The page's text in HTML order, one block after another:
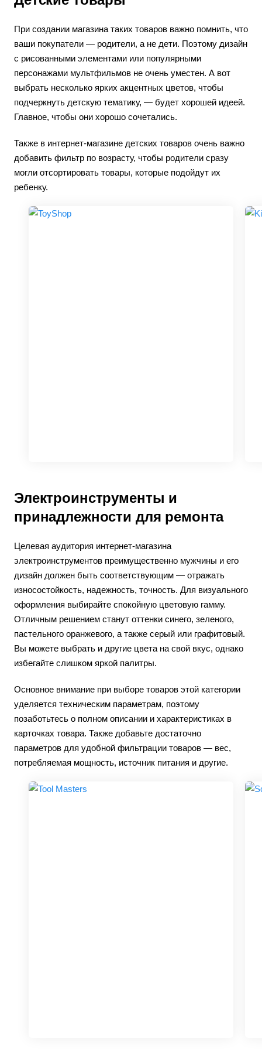
При создании магазина таких товаров важно помнить, что
ваши покупатели — родители, а не дети. Поэтому дизайн
с рисованными элементами или популярными
персонажами мультфильмов не очень уместен. А вот
выбрать несколько ярких акцентных цветов, чтобы
подчеркнуть детскую тематику, — будет хорошей идеей.
Главное, чтобы они хорошо сочетались.
Также в интернет-магазине детских товаров очень важно
добавить фильтр по возрасту, чтобы родители сразу
могли отсортировать товары, которые подойдут их
ребенку.
Электроинструменты и
принадлежности для ремонта
Целевая аудитория интернет-магазина
электроинструментов преимущественно мужчины и его
дизайн должен быть соответствующим — отражать
износостойкость, надежность, точность. Для визуального
оформления выбирайте спокойную цветовую гамму.
Отличным решением станут оттенки синего, зеленого,
пастельного оранжевого, а также серый или графитовый.
Вы можете выбрать и другие цвета на свой вкус, однако
избегайте слишком яркой палитры.
Основное внимание при выборе товаров этой категории
уделяется техническим параметрам, поэтому
позаботьтесь о полном описании и характеристиках в
карточках товара. Также добавьте достаточно
параметров для удобной фильтрации товаров — вес,
потребляемая мощность, источник питания и другие.